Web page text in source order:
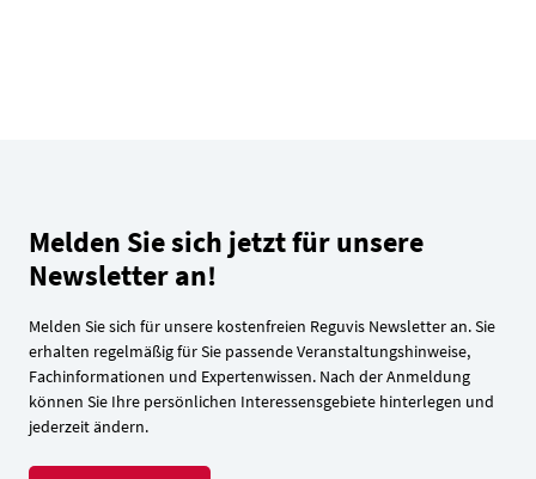
Melden Sie sich jetzt für unsere
Newsletter an!
Melden Sie sich für unsere kostenfreien Reguvis Newsletter an. Sie
erhalten regelmäßig für Sie passende Veranstaltungshinweise,
Fachinformationen und Expertenwissen. Nach der Anmeldung
können Sie Ihre persönlichen Interessensgebiete hinterlegen und
jederzeit ändern.